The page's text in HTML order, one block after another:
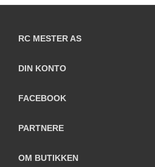
RC MESTER AS
DIN KONTO
FACEBOOK
PARTNERE
OM BUTIKKEN